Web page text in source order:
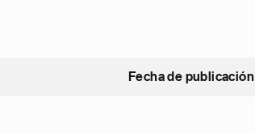
Fecha de publicación